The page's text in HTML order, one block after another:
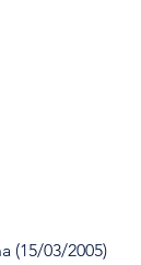
(15/03/2005)